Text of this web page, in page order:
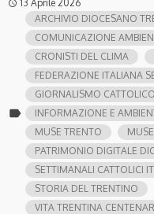
access_time 13 Aprile 2026
label
ARCHIVIO DIOCESANO
COMUNICAZIONE
CRONISTI DEL CLIMA
FEDERAZIONE ITALIANA
GIORNALISMO CATTOLICO
INFORMAZIONE E
MUSE TRENTO
PATRIMONIO DIGITALE
SETTIMANALI CATTOLICI
STORIA DEL TRENTINO
VITA TRENTINA